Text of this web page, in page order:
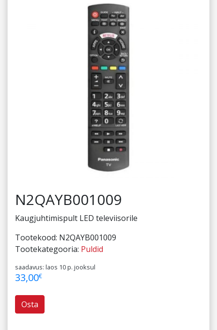
N2QAYB001009
Kaugjuhtimispult LED televiisorile
Tootekood: N2QAYB001009
Tootekategooria: Puldid
saadavus: laos 10 p. jooksul
33,00€
Osta